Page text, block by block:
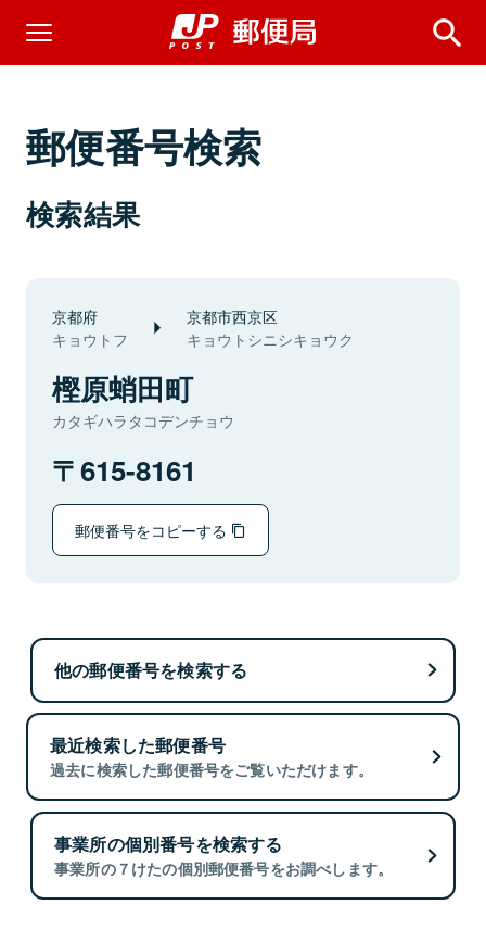
郵便番号検索
検索結果
京都府
キョウトフ
京都市西京区
キョウトシニシキョウク
樫原蛸田町
カタギハラタコデンチョウ
615-8161
郵便番号をコピーする
他の郵便番号を検索する
最近検索した郵便番号
過去に検索した郵便番号をご覧いただけます。
事業所の個別番号を検索する
事業所の７けたの個別郵便番号をお調べします。